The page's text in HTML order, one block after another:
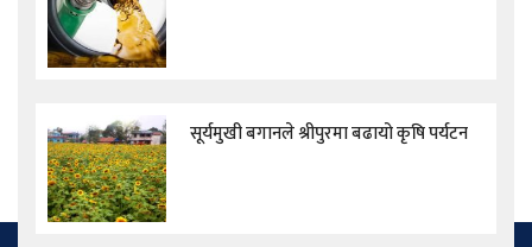
सूर्यमुखी बगानले श्रीपुरमा बढायो कृषि पर्यटन